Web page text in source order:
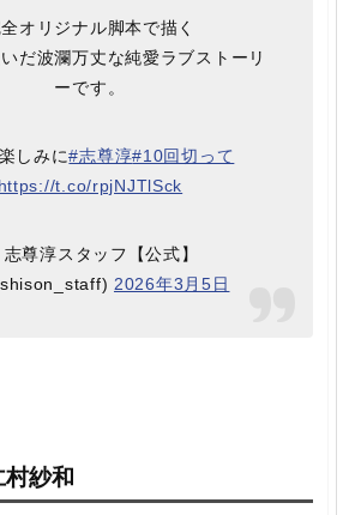
オリジナル脚本で描く
だ波瀾万丈な純愛ラブストーリ
ーです。
しみに#志尊淳#10回切って
https://t.co/rpjNJTlSck
尊淳スタッフ【公式】
2026年3月5日
紗和